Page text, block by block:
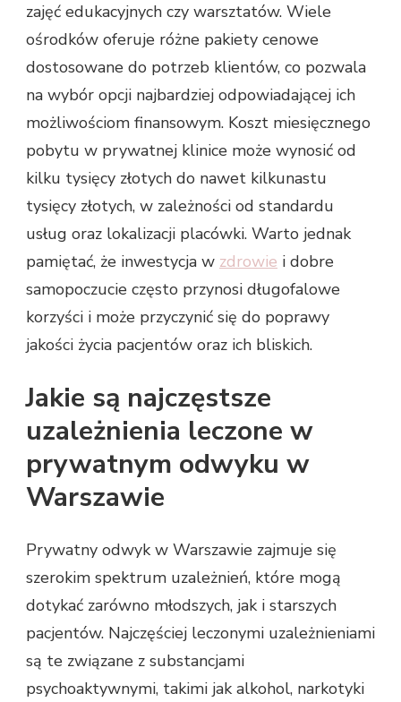
zajęć edukacyjnych czy warsztatów. Wiele
ośrodków oferuje różne pakiety cenowe
dostosowane do potrzeb klientów, co pozwala
na wybór opcji najbardziej odpowiadającej ich
możliwościom finansowym. Koszt miesięcznego
pobytu w prywatnej klinice może wynosić od
kilku tysięcy złotych do nawet kilkunastu
tysięcy złotych, w zależności od standardu
usług oraz lokalizacji placówki. Warto jednak
pamiętać, że inwestycja w zdrowie i dobre
samopoczucie często przynosi długofalowe
korzyści i może przyczynić się do poprawy
jakości życia pacjentów oraz ich bliskich.
Jakie są najczęstsze
uzależnienia leczone w
prywatnym odwyku w
Warszawie
Prywatny odwyk w Warszawie zajmuje się
szerokim spektrum uzależnień, które mogą
dotykać zarówno młodszych, jak i starszych
pacjentów. Najczęściej leczonymi uzależnieniami
są te związane z substancjami
psychoaktywnymi, takimi jak alkohol, narkotyki